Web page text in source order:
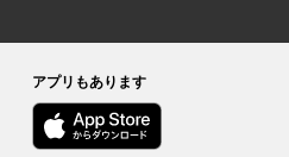
アプリもあります